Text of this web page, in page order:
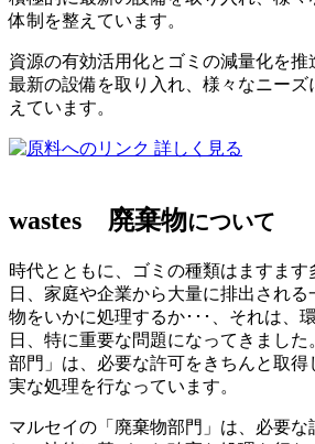
体制を整えています。
資源の有効活用化とゴミの減量化を
最新の設備を取り入れ、様々なニー
えています。
詳しく見る
wastes 廃棄物について
時代とともに、ゴミの種類はますま
日、家庭や企業から大量に排出され
物をいかに処理するか･･･、それは、
日、特に重要な問題になってきまし
部門」は、必要な許可をきちんと取得
実な処理を行なっています。
マルセイの「廃棄物部門」は、必要